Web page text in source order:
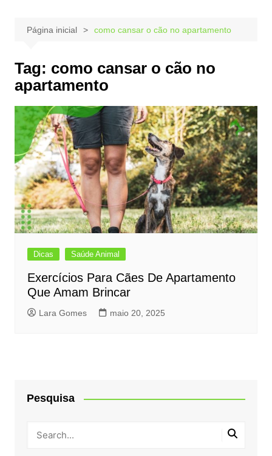
Página inicial como cansar o cão no apartamento
Tag: como cansar o cão no
apartamento
Dicas Saúde Animal
Exercícios Para Cães De Apartamento
Que Amam Brincar
Lara Gomes maio 20, 2025
Pesquisa